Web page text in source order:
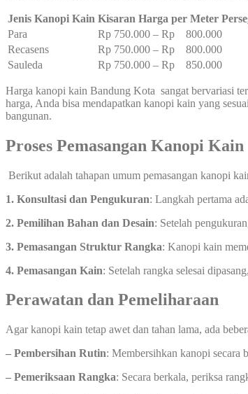
Jenis Kanopi Kain Kisaran Harga per Meter
Para
Rp 750.000 – Rp 800.000
Recasens
Rp 750.000 – Rp 800.000
Sauleda
Rp 750.000 – Rp 850.000
Harga kanopi kain Bandung Kota sangat bervariasi
harga, Anda bisa mendapatkan kanopi kain yang
bangunan.
Proses Pemasangan Kanopi Kain
Berikut adalah tahapan umum pemasangan kanopi
1. Konsultasi dan Pengukuran: Langkah pertama
2. Pemilihan Bahan dan Desain: Setelah
3. Pemasangan Struktur Rangka: Kanopi kain
4. Pemasangan Kain: Setelah rangka selesai
Perawatan dan Pemeliharaan
Agar kanopi kain tetap awet dan tahan lama, ada
– Pembersihan Rutin: Membersihkan kanopi secara
– Pemeriksaan Rangka: Secara berkala, periksa